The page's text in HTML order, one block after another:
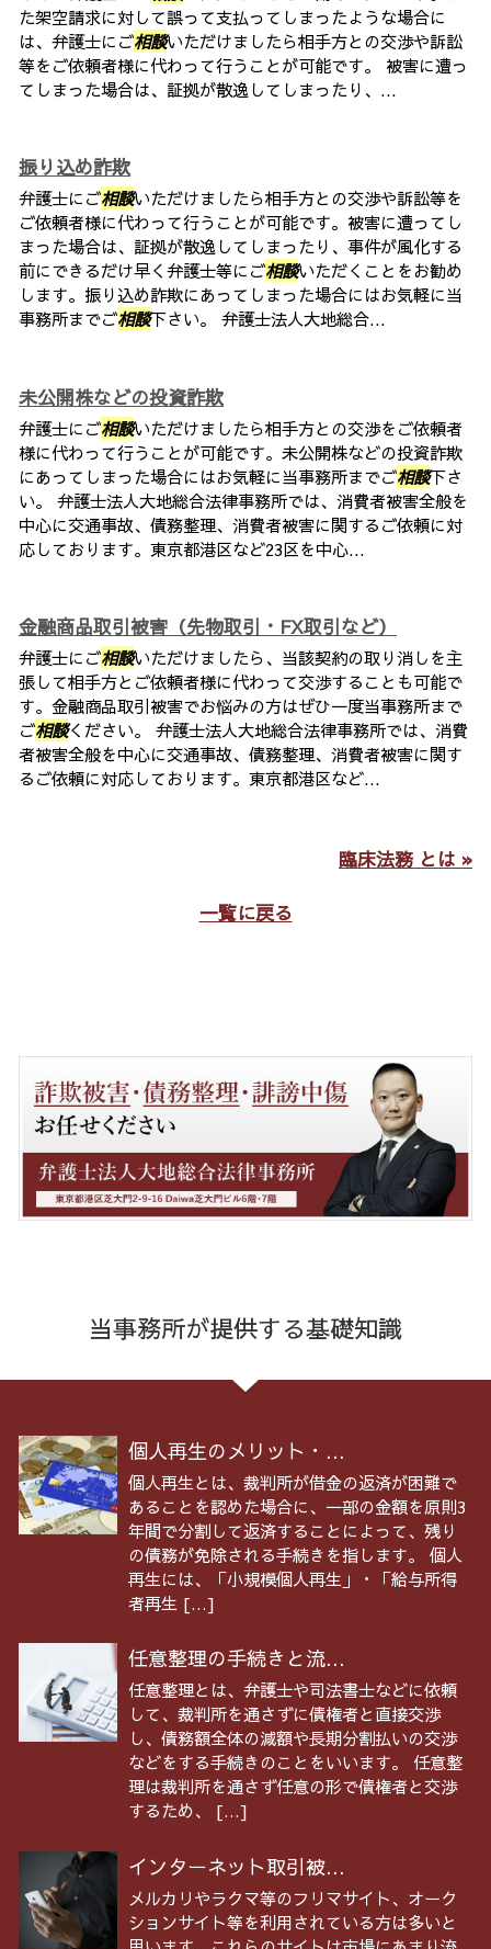
た架空請求に対して誤って支払ってしまったような場合に
は、弁護士にご相談いただけましたら相手方との交渉や訴訟
等をご依頼者様に代わって行うことが可能です。 被害に遭っ
てしまった場合は、証拠が散逸してしまったり、...
振り込め詐欺
弁護士にご相談いただけましたら相手方との交渉や訴訟等を
ご依頼者様に代わって行うことが可能です。被害に遭ってし
まった場合は、証拠が散逸してしまったり、事件が風化する
前にできるだけ早く弁護士等にご相談いただくことをお勧め
します。振り込め詐欺にあってしまった場合にはお気軽に当
事務所までご相談下さい。 弁護士法人大地総合...
未公開株などの投資詐欺
弁護士にご相談いただけましたら相手方との交渉をご依頼者
様に代わって行うことが可能です。未公開株などの投資詐欺
にあってしまった場合にはお気軽に当事務所までご相談下さ
い。 弁護士法人大地総合法律事務所では、消費者被害全般を
中心に交通事故、債務整理、消費者被害に関するご依頼に対
応しております。東京都港区など23区を中心...
金融商品取引被害（先物取引・FX取引など）
弁護士にご相談いただけましたら、当該契約の取り消しを主
張して相手方とご依頼者様に代わって交渉することも可能で
す。金融商品取引被害でお悩みの方はぜひ一度当事務所まで
ご相談ください。 弁護士法人大地総合法律事務所では、消費
者被害全般を中心に交通事故、債務整理、消費者被害に関す
るご依頼に対応しております。東京都港区など...
臨床法務 とは »
一覧に戻る
当事務所が提供する基礎知識
個人再生のメリット・...
個人再生とは、裁判所が借金の返済が困難で
あることを認めた場合に、一部の金額を原則3
年間で分割して返済することによって、残り
の債務が免除される手続きを指します。 個人
再生には、「小規模個人再生」・「給与所得
者再生 […]
任意整理の手続きと流...
任意整理とは、弁護士や司法書士などに依頼
して、裁判所を通さずに債権者と直接交渉
し、債務額全体の減額や長期分割払いの交渉
などをする手続きのことをいいます。 任意整
理は裁判所を通さず任意の形で債権者と交渉
するため、 […]
インターネット取引被...
メルカリやラクマ等のフリマサイト、オーク
ションサイト等を利用されている方は多いと